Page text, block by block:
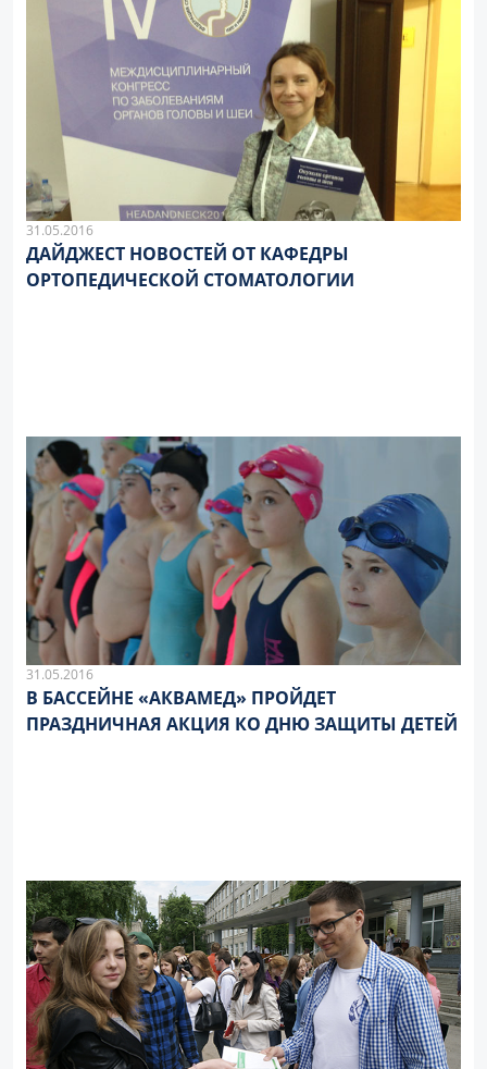
31.05.2016
ДАЙДЖЕСТ НОВОСТЕЙ ОТ КАФЕДРЫ
ОРТОПЕДИЧЕСКОЙ СТОМАТОЛОГИИ
31.05.2016
В БАССЕЙНЕ «АКВАМЕД» ПРОЙДЕТ
ПРАЗДНИЧНАЯ АКЦИЯ КО ДНЮ ЗАЩИТЫ ДЕТЕЙ